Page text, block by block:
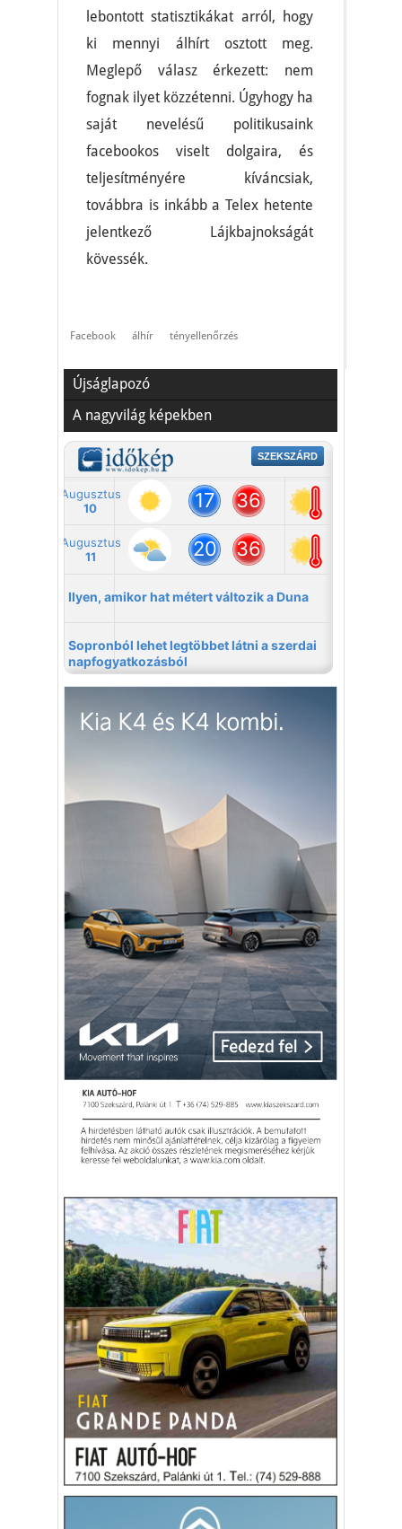
lebontott statisztikákat arról, hogy
ki mennyi álhírt osztott meg.
Meglepő válasz érkezett: nem
fognak ilyet közzétenni. Úgyhogy ha
saját nevelésű politikusaink
facebookos viselt dolgaira, és
teljesítményére kíváncsiak,
továbbra is inkább a Telex hetente
jelentkező Lájkbajnokságát
kövessék.
Facebook álhír tényellenőrzés
Újságlapozó
A nagyvilág képekben